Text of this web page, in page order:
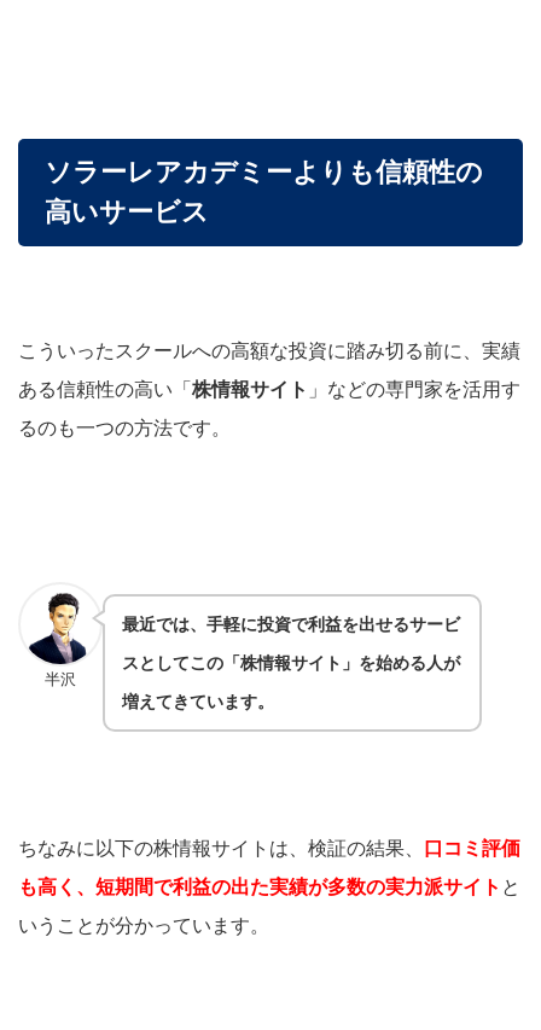
ソラーレアカデミーよりも信頼性の
高いサービス
こういったスクールへの高額な投資に踏み切る前に、実績
ある信頼性の高い「 株情報サイト 」などの専門家を活用す
るのも一つの方法です。
半沢
最近では、手軽に投資で利益を出せるサービ
ス としてこの「株情報サイト」を始める人が
増えてきています。
ちなみに以下の株情報サイトは、検証の結果、
口コミ評価
も高く、短期間で利益の出た実績が多数の実力派サイト と
いうことが分かっています。